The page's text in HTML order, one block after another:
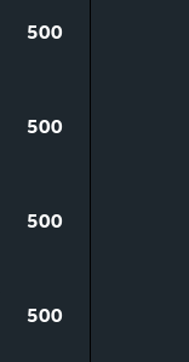
500
500
500
500